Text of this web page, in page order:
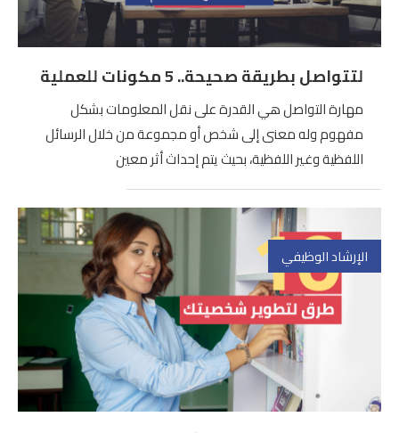
لتتواصل بطريقة صحيحة.. 5 مكونات للعملية
مهارة التواصل هي القدرة على نقل المعلومات بشكل
مفهوم وله معنى إلى شخص أو مجموعة من خلال الرسائل
اللفظية وغير اللفظية، بحيث يتم إحداث أثر معين
الإرشاد الوظيفي